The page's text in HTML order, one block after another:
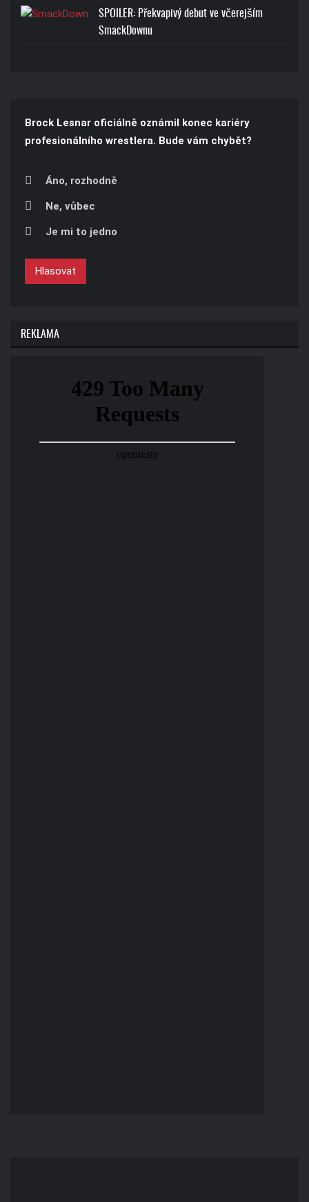
SPOILER: Překvapivý debut ve včerejším
SmackDownu
Brock Lesnar oficiálně oznámil konec kariéry
profesionálního wrestlera. Bude vám chybět?
Áno, rozhodně
Ne, vůbec
Je mi to jedno
Hlasovat
REKLAMA